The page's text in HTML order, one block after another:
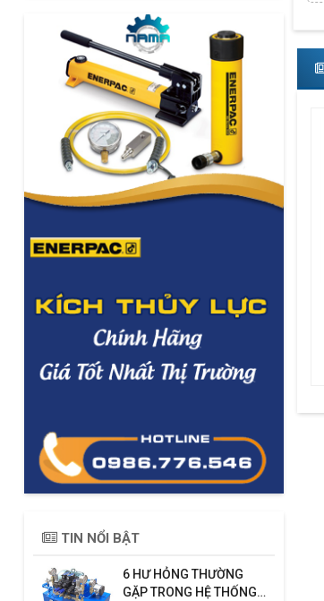
TIN NỔI BẬT
6 HƯ HỎNG THƯỜNG
GẶP TRONG HỆ THỐNG